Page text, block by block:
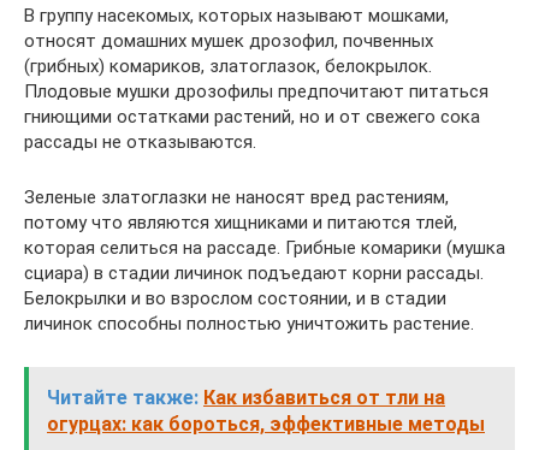
В группу насекомых, которых называют мошками,
относят домашних мушек дрозофил, почвенных
(грибных) комариков, златоглазок, белокрылок.
Плодовые мушки дрозофилы предпочитают питаться
гниющими остатками растений, но и от свежего сока
рассады не отказываются.
Зеленые златоглазки не наносят вред растениям,
потому что являются хищниками и питаются тлей,
которая селиться на рассаде. Грибные комарики (мушка
сциара) в стадии личинок подъедают корни рассады.
Белокрылки и во взрослом состоянии, и в стадии
личинок способны полностью уничтожить растение.
Читайте также: Как избавиться от тли на
огурцах: как бороться, эффективные методы